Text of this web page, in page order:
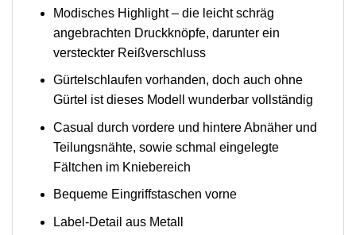
Modisches Highlight – die leicht schräg
angebrachten Druckknöpfe, darunter ein
versteckter Reißverschluss
Gürtelschlaufen vorhanden, doch auch ohne
Gürtel ist dieses Modell wunderbar vollständig
Casual durch vordere und hintere Abnäher und
Teilungsnähte, sowie schmal eingelegte
Fältchen im Kniebereich
Bequeme Eingriffstaschen vorne
Label-Detail aus Metall